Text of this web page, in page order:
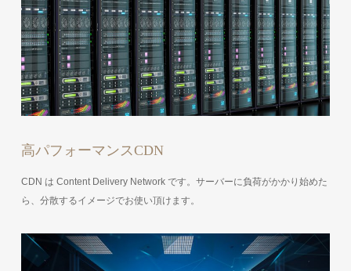
高パフォーマンスCDN
CDN は Content Delivery Network です。サーバーに負荷がかかり始めた
ら、分散するイメージでお使い頂けます。